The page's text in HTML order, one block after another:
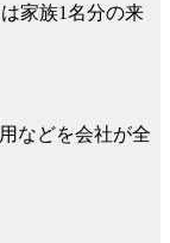
家族1名分の来
などを会社が全